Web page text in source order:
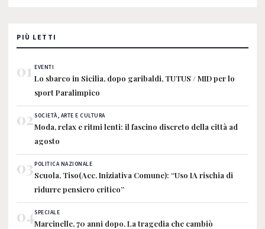
PIÙ LETTI
01 EVENTI
Lo sbarco in Sicilia, dopo garibaldi, TUTUS / MID per lo
sport Paralimpico
02SOCIETÀ, ARTE E CULTURA
Moda, relax e ritmi lenti: il fascino discreto della città ad
agosto
03POLITICA NAZIONALE
Scuola, Tiso(Acc. Iniziativa Comune): “Uso IA rischia di
ridurre pensiero critico”
04SPECIALE
Marcinelle, 70 anni dopo. La tragedia che cambiò